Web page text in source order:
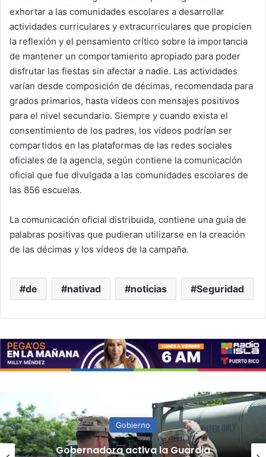
exhortar a las comunidades escolares a desarrollar
actividades curriculares y extracurriculares que propicien
la reflexión y el pensamiento crítico sobre la importancia
de mantener un comportamiento apropiado para poder
disfrutar las fiestas sin afectar a nadie. Las actividades
varían desde composición de décimas, recomendada para
grados primarios, hasta vídeos con mensajes positivos
para el nivel secundario. Siempre y cuando exista el
consentimiento de los padres, los vídeos podrían ser
compartidos en las plataformas de las redes sociales
oficiales de la agencia, según contiene la comunicación
oficial que fue divulgada a las comunidades escolares de
las 856 escuelas.
La comunicación oficial distribuida, contiene una guía de
palabras positivas que pudieran utilizarse en la creación
de las décimas y los vídeos de la campaña.
de nativad noticias Seguridad
Gobierno
“Camisa hecha a la medida”: